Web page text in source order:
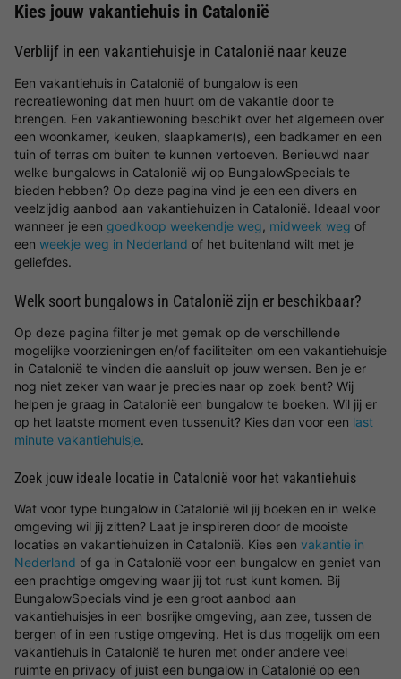
Kies jouw vakantiehuis in Catalonië
Verblijf in een vakantiehuisje in Catalonië naar keuze
Een vakantiehuis in Catalonië of bungalow is een
recreatiewoning dat men huurt om de vakantie door te
brengen. Een vakantiewoning beschikt over het algemeen over
een woonkamer, keuken, slaapkamer(s), een badkamer en een
tuin of terras om buiten te kunnen vertoeven. Benieuwd naar
welke bungalows in Catalonië wij op BungalowSpecials te
bieden hebben? Op deze pagina vind je een een divers en
veelzijdig aanbod aan vakantiehuizen in Catalonië. Ideaal voor
wanneer je een goedkoop weekendje weg, midweek weg of
een weekje weg in Nederland of het buitenland wilt met je
geliefdes.
Welk soort bungalows in Catalonië zijn er beschikbaar?
Op deze pagina filter je met gemak op de verschillende
mogelijke voorzieningen en/of faciliteiten om een vakantiehuisje
in Catalonië te vinden die aansluit op jouw wensen. Ben je er
nog niet zeker van waar je precies naar op zoek bent? Wij
helpen je graag in Catalonië een bungalow te boeken. Wil jij er
op het laatste moment even tussenuit? Kies dan voor een last
minute vakantiehuisje.
Zoek jouw ideale locatie in Catalonië voor het vakantiehuis
Wat voor type bungalow in Catalonië wil jij boeken en in welke
omgeving wil jij zitten? Laat je inspireren door de mooiste
locaties en vakantiehuizen in Catalonië. Kies een vakantie in
Nederland of ga in Catalonië voor een bungalow en geniet van
een prachtige omgeving waar jij tot rust kunt komen. Bij
BungalowSpecials vind je een groot aanbod aan
vakantiehuisjes in een bosrijke omgeving, aan zee, tussen de
bergen of in een rustige omgeving. Het is dus mogelijk om een
vakantiehuis in Catalonië te huren met onder andere veel
ruimte en privacy of juist een bungalow in Catalonië op een